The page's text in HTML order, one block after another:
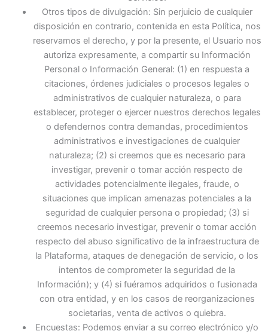
Otros tipos de divulgación: Sin perjuicio de cualquier
disposición en contrario, contenida en esta Política, nos
reservamos el derecho, y por la presente, el Usuario nos
autoriza expresamente, a compartir su Información
Personal o Información General: (1) en respuesta a
citaciones, órdenes judiciales o procesos legales o
administrativos de cualquier naturaleza, o para
establecer, proteger o ejercer nuestros derechos legales
o defendernos contra demandas, procedimientos
administrativos e investigaciones de cualquier
naturaleza; (2) si creemos que es necesario para
investigar, prevenir o tomar acción respecto de
actividades potencialmente ilegales, fraude, o
situaciones que implican amenazas potenciales a la
seguridad de cualquier persona o propiedad; (3) si
creemos necesario investigar, prevenir o tomar acción
respecto del abuso significativo de la infraestructura de
la Plataforma, ataques de denegación de servicio, o los
intentos de comprometer la seguridad de la
Información); y (4) si fuéramos adquiridos o fusionada
con otra entidad, y en los casos de reorganizaciones
societarias, venta de activos o quiebra.
Encuestas: Podemos enviar a su correo electrónico y/o